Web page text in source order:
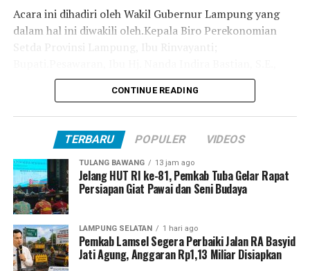
DON'T MISS
Fitria Alex Zulkarnain Beserta Jajaran Lakukan
Acara ini dihadiri oleh Wakil Gubernur Lampung yang
dalam hal ini diwakili oleh.Kepala Biro Perekonomian
Setda Provinsi Lampung, Ibu Rinvayanti;
M.M.; Wakil Bupati Pesawaran, Bapak Antonius
Muhammad Ali, S.H.; Kepala OJK Provinsi Lampung,
Bapak Otto Fitriandy; Pimpinan Pondok Pesantren Al-
Hidayat Gerning, Kyai Hi. Ahmad Ma’shum Abror,
M.Pd.I; Bendahara JP3M Provinsi Lampung, Ibu Nyai Hj.
Maryam Maulida; Branch Manager Bank Syariah
Indonesia (BSI) Cabang Pesawaran, Ibu Desy Anggraini;
serta perwakilan Bank Sampah Sahabat Gajah,
perangkat desa Gerning, dan para santri Pondok
Pesantren Al-Hidayat.
Dalam sambutannya, Kepala OJK Provinsi Lampung,
CONTINUE READING
TERBARU POPULER VIDEOS
TULANG BAWANG 13 jam ago
Jelang HUT RI ke-81, Pemkab Tuba Gelar Rapat
Persiapan Giat Pawai dan Seni Budaya
LAMPUNG SELATAN 1 hari ago
Pemkab Lamsel Segera Perbaiki Jalan RA Basyid
Jati Agung, Anggaran Rp1,13 Miliar Disiapkan